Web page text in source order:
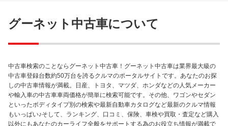
グーネット中古車について
中古車検索のことならグーネット中古車！グーネット中古車は業界最大級の
中古車登録台数約50万台を誇るクルマのポータルサイトです。あなたのお探
しの中古車情報が満載。日産、トヨタ、マツダ、ホンダなどの人気メーカー
や輸入車の中古車車両価格が簡単に検索可能です。その他、ワゴンやセダン
といったボディタイプ別の検索や最新自動車カタログなど最新のクルマ情報
もいっぱい♪そして、ランキング、口コミ、保険、車検や買取・査定など購入
以外にもあなたのカーライフ全般をサポートする為のお役立ち情報が満載で